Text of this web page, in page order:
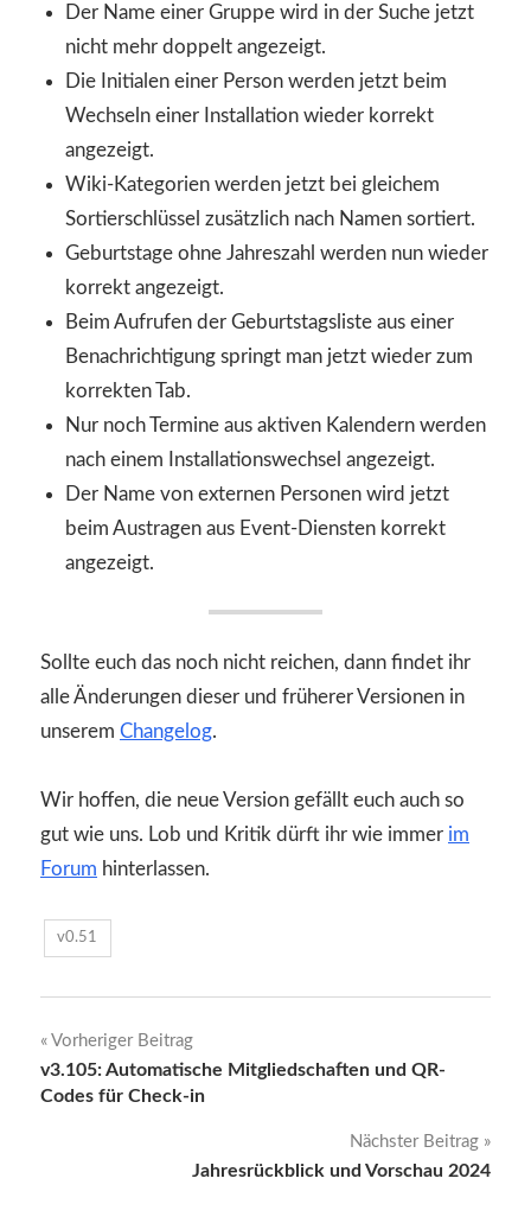
Der Name einer Gruppe wird in der Suche jetzt
nicht mehr doppelt angezeigt.
Die Initialen einer Person werden jetzt beim
Wechseln einer Installation wieder korrekt
angezeigt.
Wiki-Kategorien werden jetzt bei gleichem
Sortierschlüssel zusätzlich nach Namen sortiert.
Geburtstage ohne Jahreszahl werden nun wieder
korrekt angezeigt.
Beim Aufrufen der Geburtstagsliste aus einer
Benachrichtigung springt man jetzt wieder zum
korrekten Tab.
Nur noch Termine aus aktiven Kalendern werden
nach einem Installationswechsel angezeigt.
Der Name von externen Personen wird jetzt
beim Austragen aus Event-Diensten korrekt
angezeigt.
Sollte euch das noch nicht reichen, dann findet ihr
alle Änderungen dieser und früherer Versionen in
unserem Changelog.
Wir hoffen, die neue Version gefällt euch auch so
gut wie uns. Lob und Kritik dürft ihr wie immer im
Forum hinterlassen.
v0.51
Beitragsnavigation
Vorheriger Beitrag
v3.105: Automatische Mitgliedschaften und QR-
Codes für Check-in
Nächster Beitrag
Jahresrückblick und Vorschau 2024